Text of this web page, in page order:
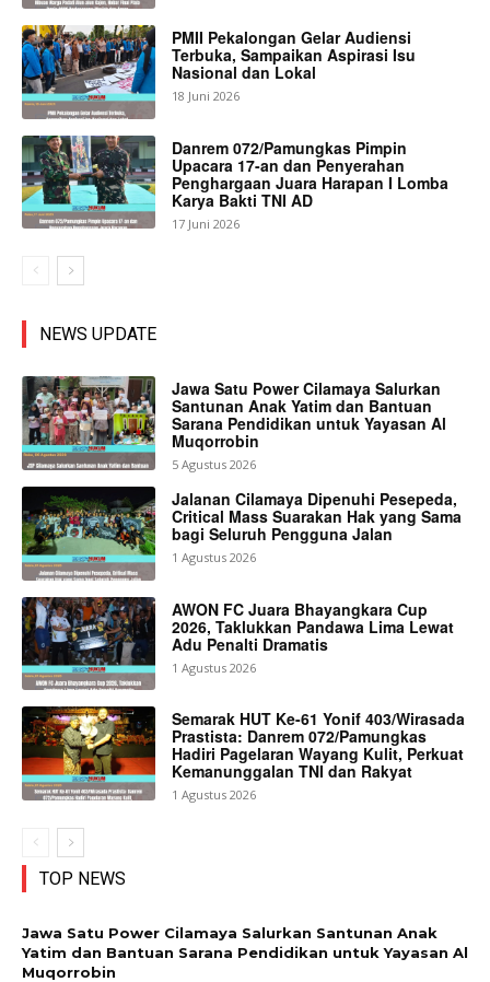
PMII Pekalongan Gelar Audiensi
Terbuka, Sampaikan Aspirasi Isu
Nasional dan Lokal
18 Juni 2026
Danrem 072/Pamungkas Pimpin
Upacara 17-an dan Penyerahan
Penghargaan Juara Harapan I Lomba
Karya Bakti TNI AD
17 Juni 2026
NEWS UPDATE
Jawa Satu Power Cilamaya Salurkan
Santunan Anak Yatim dan Bantuan
Sarana Pendidikan untuk Yayasan Al
Muqorrobin
5 Agustus 2026
Jalanan Cilamaya Dipenuhi Pesepeda,
Critical Mass Suarakan Hak yang Sama
bagi Seluruh Pengguna Jalan
1 Agustus 2026
AWON FC Juara Bhayangkara Cup
2026, Taklukkan Pandawa Lima Lewat
Adu Penalti Dramatis
1 Agustus 2026
Semarak HUT Ke-61 Yonif 403/Wirasada
Prastista: Danrem 072/Pamungkas
Hadiri Pagelaran Wayang Kulit, Perkuat
Kemanunggalan TNI dan Rakyat
1 Agustus 2026
TOP NEWS
Jawa Satu Power Cilamaya Salurkan Santunan Anak
Yatim dan Bantuan Sarana Pendidikan untuk Yayasan Al
Muqorrobin